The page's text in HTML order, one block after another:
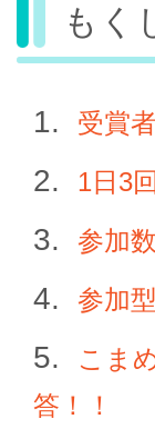
もく
受賞
1日3
参加
参加
こま
答！！